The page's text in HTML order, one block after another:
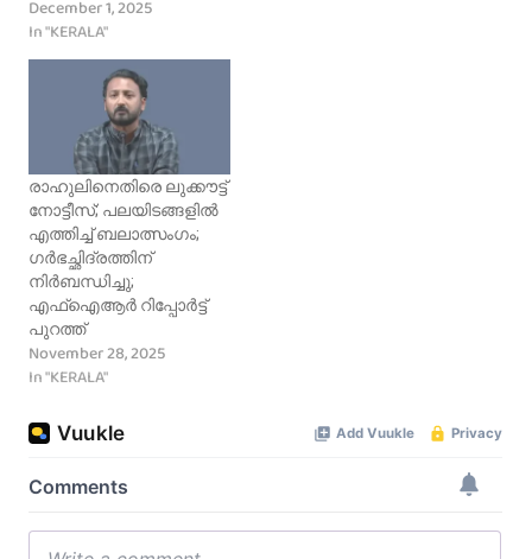
December 1, 2025
In "KERALA"
രാഹുലിനെതിരെ ലുക്കൗട്ട്
നോട്ടീസ്; പലയിടങ്ങളിൽ
എത്തിച്ച് ബലാത്സംഗം;
ഗര്‍ഭച്ഛിദ്രത്തിന്
നിര്‍ബന്ധിച്ചു;
എഫ്‌ഐആർ റിപ്പോർട്ട്
പുറത്ത്
November 28, 2025
In "KERALA"